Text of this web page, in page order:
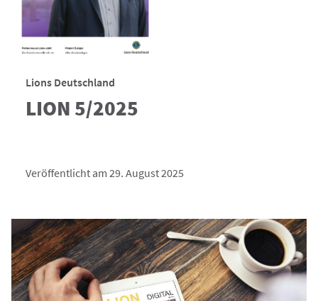
Lions Deutschland
LION 5/2025
Veröffentlicht am 29. August 2025